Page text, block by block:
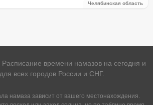
Челябинская область
времени намазов на сегодня и
всех городов России и СНГ.
намаза зависит от вашего местонахождения.